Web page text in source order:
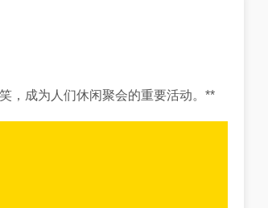
，成为人们休闲聚会的重要活动。**